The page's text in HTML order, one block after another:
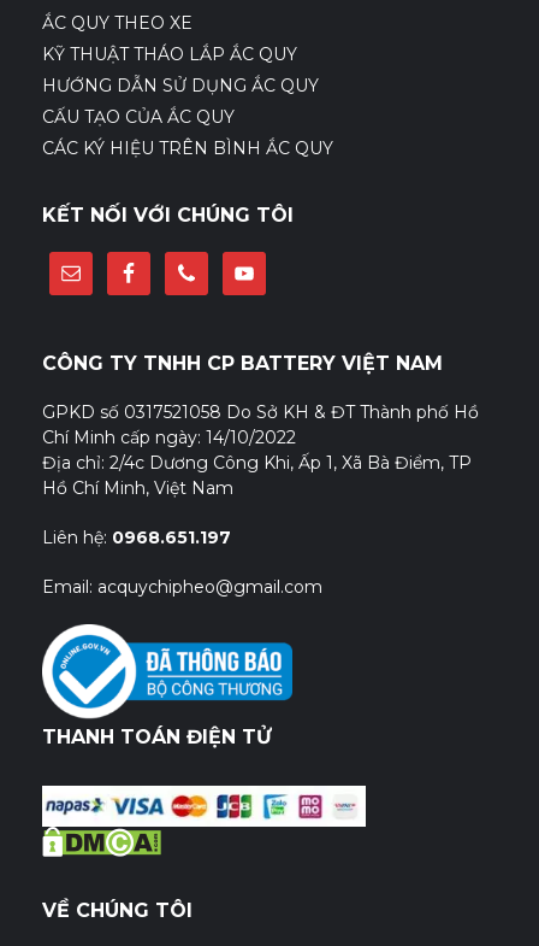
ẮC QUY THEO XE
KỸ THUẬT THÁO LẮP ẮC QUY
HƯỚNG DẪN SỬ DỤNG ẮC QUY
CẤU TẠO CỦA ẮC QUY
CÁC KÝ HIỆU TRÊN BÌNH ẮC QUY
KẾT NỐI VỚI CHÚNG TÔI
CÔNG TY TNHH CP BATTERY VIỆT NAM
GPKD số 0317521058 Do Sở KH & ĐT Thành phố Hồ
Chí Minh cấp ngày: 14/10/2022
Địa chỉ: 2/4c Dương Công Khi, Ấp 1, Xã Bà Điểm, TP
Hồ Chí Minh, Việt Nam
Liên hệ: 0968.651.197
Email: acquychipheo@gmail.com
THANH TOÁN ĐIỆN TỬ
VỀ CHÚNG TÔI